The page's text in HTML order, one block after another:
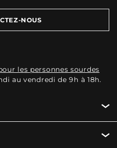
NOUS
les personnes sourdes
au vendredi de 9h à 18h.